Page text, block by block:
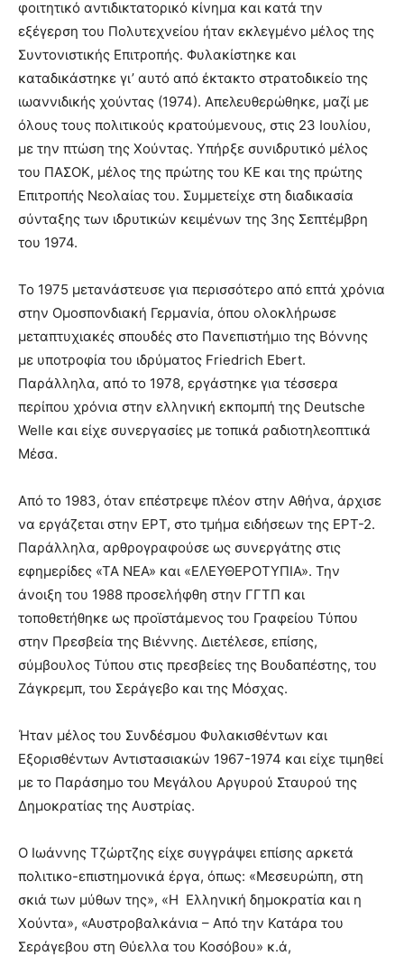
φοιτητικό αντιδικτατορικό κίνημα και κατά την
εξέγερση του Πολυτεχνείου ήταν εκλεγμένο μέλος της
Συντονιστικής Επιτροπής. Φυλακίστηκε και
καταδικάστηκε γι’ αυτό από έκτακτο στρατοδικείο της
ιωαννιδικής χούντας (1974). Απελευθερώθηκε, μαζί με
όλους τους πολιτικούς κρατούμενους, στις 23 Ιουλίου,
με την πτώση της Χούντας. Υπήρξε συνιδρυτικό μέλος
του ΠΑΣΟΚ, μέλος της πρώτης του ΚΕ και της πρώτης
Επιτροπής Νεολαίας του. Συμμετείχε στη διαδικασία
σύνταξης των ιδρυτικών κειμένων της 3ης Σεπτέμβρη
του 1974.
Το 1975 μετανάστευσε για περισσότερο από επτά χρόνια
στην Ομοσπονδιακή Γερμανία, όπου ολοκλήρωσε
μεταπτυχιακές σπουδές στο Πανεπιστήμιο της Βόννης
με υποτροφία του ιδρύματος Friedrich Ebert.
Παράλληλα, από το 1978, εργάστηκε για τέσσερα
περίπου χρόνια στην ελληνική εκπομπή της Deutsche
Welle και είχε συνεργασίες με τοπικά ραδιοτηλεοπτικά
Μέσα.
Από το 1983, όταν επέστρεψε πλέον στην Αθήνα, άρχισε
να εργάζεται στην ΕΡΤ, στο τμήμα ειδήσεων της ΕΡΤ-2.
Παράλληλα, αρθρογραφούσε ως συνεργάτης στις
εφημερίδες «ΤΑ ΝΕΑ» και «ΕΛΕΥΘΕΡΟΤΥΠΙΑ». Την
άνοιξη του 1988 προσελήφθη στην ΓΓΤΠ και
τοποθετήθηκε ως προϊστάμενος του Γραφείου Τύπου
στην Πρεσβεία της Βιέννης. Διετέλεσε, επίσης,
σύμβουλος Τύπου στις πρεσβείες της Βουδαπέστης, του
Ζάγκρεμπ, του Σεράγεβο και της Μόσχας.
Ήταν μέλος του Συνδέσμου Φυλακισθέντων και
Εξορισθέντων Αντιστασιακών 1967-1974 και είχε τιμηθεί
με το Παράσημο του Μεγάλου Αργυρού Σταυρού της
Δημοκρατίας της Αυστρίας.
Ο Ιωάννης Τζώρτζης είχε συγγράψει επίσης αρκετά
πολιτικο-επιστημονικά έργα, όπως: «Μεσευρώπη, στη
σκιά των μύθων της», «Η Ελληνική δημοκρατία και η
Χούντα», «Αυστροβαλκάνια – Από την Κατάρα του
Σεράγεβου στη Θύελλα του Κοσόβου» κ.ά,